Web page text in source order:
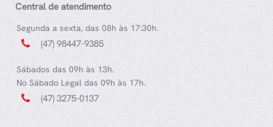
Central de atendimento
Segunda a sexta, das 08h às 17:30h.
(47) 98447-9385
Sábados das 09h às 13h.
No Sábado Legal das 09h às 17h.
(47) 3275-0137